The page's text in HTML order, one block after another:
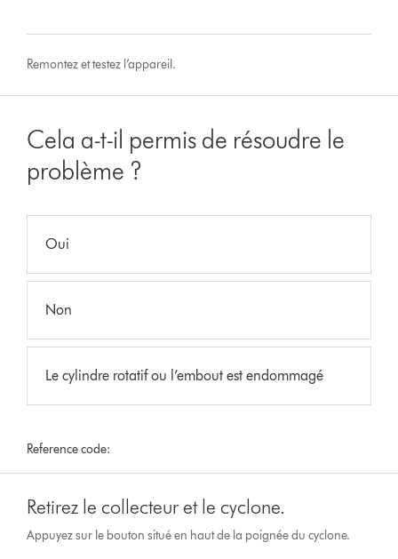
Remontez et testez l’appareil.
Cela a-t-il permis de résoudre le
problème ?
Oui
Non
Le cylindre rotatif ou l’embout est endommagé
Reference code:
Retirez le collecteur et le cyclone.
Appuyez sur le bouton situé en haut de la poignée du cyclone.